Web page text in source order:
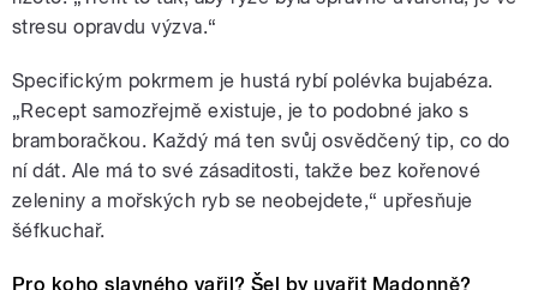
stresu opravdu výzva.“
Specifickým pokrmem je hustá rybí polévka bujabéza.
„Recept samozřejmě existuje, je to podobné jako s
bramboračkou. Každý má ten svůj osvědčený tip, co do
ní dát. Ale má to své zásaditosti, takže bez kořenové
zeleniny a mořských ryb se neobejdete,“ upřesňuje
šéfkuchař.
Pro koho slavného vařil? Šel by uvařit Madonně?